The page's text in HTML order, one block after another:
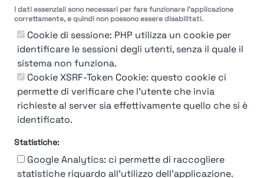
I dati essenziali sono necessari per fare funzionare l'applicazione
correttamente, e quindi non possono essere disabilitati.
Cookie di sessione: PHP utilizza un cookie per
identificare le sessioni degli utenti, senza il quale il
sistema non funziona.
Cookie XSRF-Token Cookie: questo cookie ci
permette di verificare che l'utente che invia
richieste al server sia effettivamente quello che si è
identificato.
Statistiche:
Google Analytics: ci permette di raccogliere
statistiche riguardo all'utilizzo dell'applicazione.
You're Not logged in
LoginorIscrivitiper vedere